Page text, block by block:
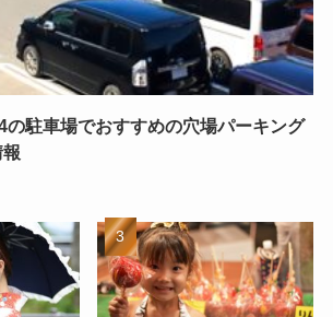
の駐車場でおすすめの穴場パーキング